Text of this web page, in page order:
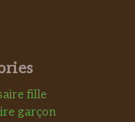
fille
garçon